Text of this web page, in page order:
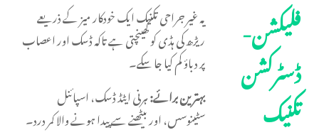
فلیکشن-
ڈسٹرکشن
تکنیک
یہ غیر جراحی تکنیک ایک خودکار میز کے ذریعے
ریڑھ کی ہڈی کو کھینچتی ہے تاکہ ڈسک اور اعصاب
پر دباؤ کم کیا جا سکے۔
بہترین برائے:ہرنی ایٹڈ ڈسک، اسپائنل
سٹینوسس، اور بیٹھنے سے پیدا ہونے والا کمر درد۔